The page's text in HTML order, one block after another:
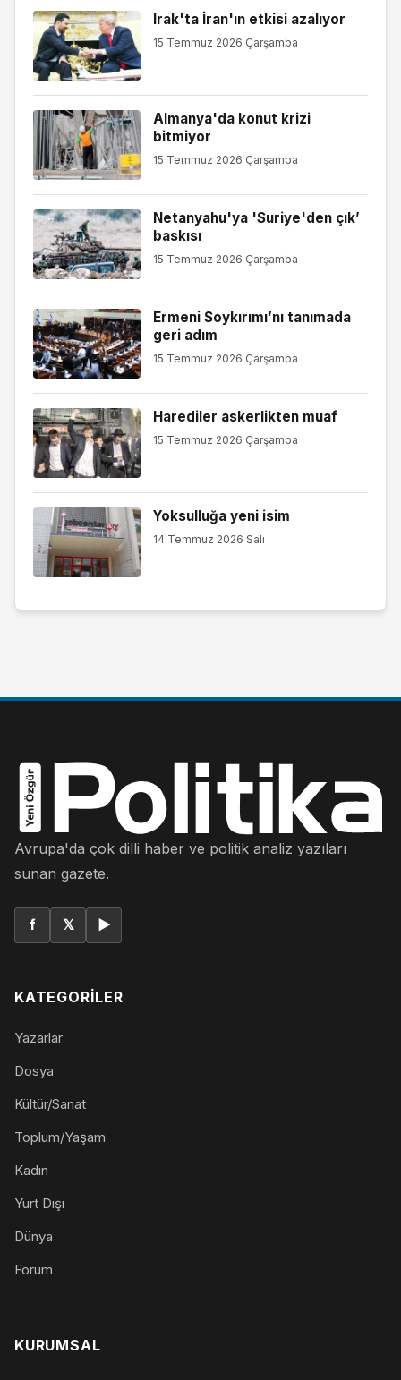
Irak'ta İran'ın etkisi azalıyor
15 Temmuz 2026 Çarşamba
Almanya'da konut krizi
bitmiyor
15 Temmuz 2026 Çarşamba
Netanyahu'ya 'Suriye'den çık’
baskısı
15 Temmuz 2026 Çarşamba
Ermeni Soykırımı’nı tanımada
geri adım
15 Temmuz 2026 Çarşamba
Harediler askerlikten muaf
15 Temmuz 2026 Çarşamba
Yoksulluğa yeni isim
14 Temmuz 2026 Salı
Avrupa'da çok dilli haber ve politik analiz yazıları
sunan gazete.
f 𝕏 ▶
KATEGORILER
Yazarlar
Dosya
Kültür/Sanat
Toplum/Yaşam
Kadın
Yurt Dışı
Dünya
Forum
KURUMSAL